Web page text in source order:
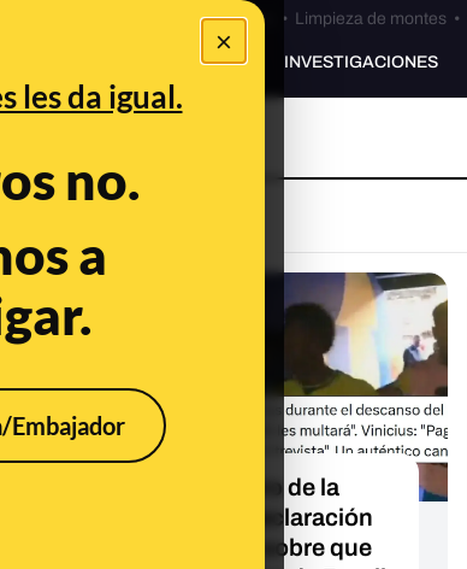
×
les da igual.
no.
a
Embajador
Bulos Ceuta • Limpieza de montes•
PREBUNKING INVESTIGACIONES
No hay rastro de la
supuesta declaración
de Vinicius sobre que